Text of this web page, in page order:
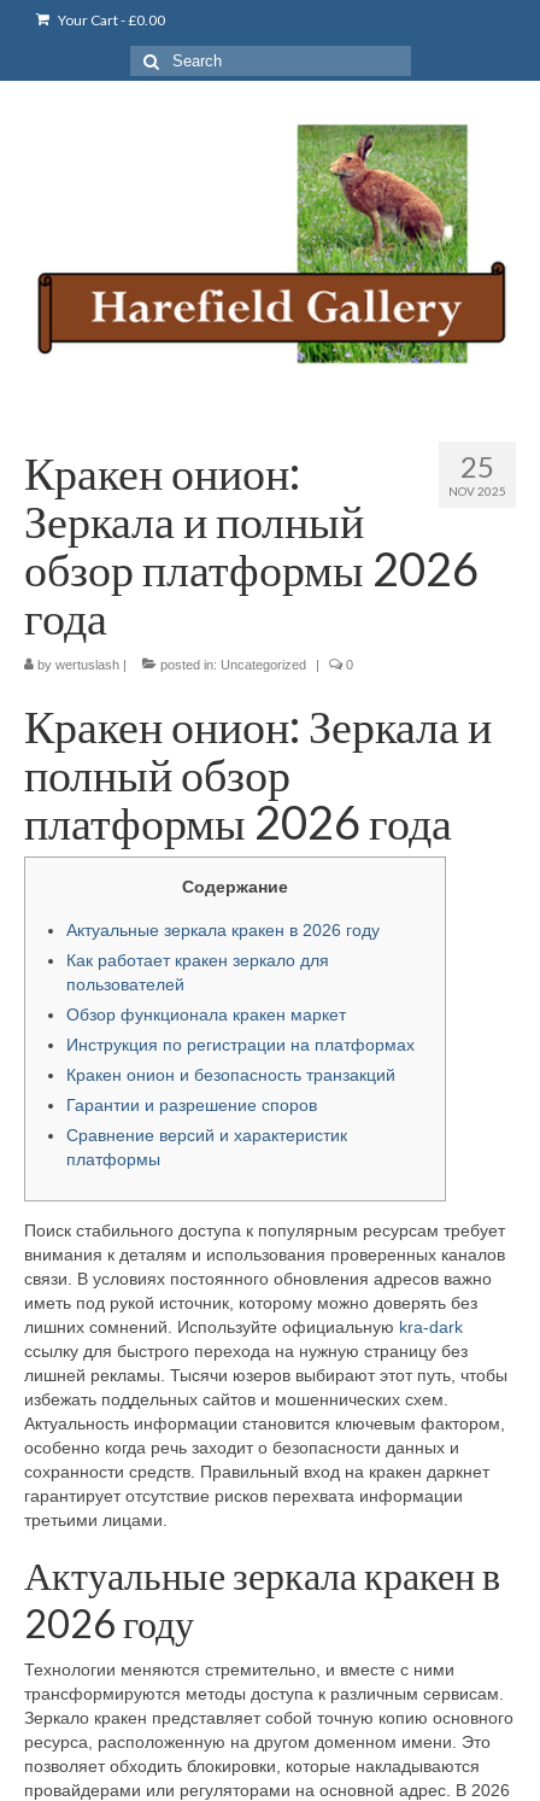
Your Cart-£0.00
Search
for:
25
NOV 2025
Кракен онион:
Зеркала и полный
обзор платформы 2026
года
by wertuslash posted in: Uncategorized 0
Кракен онион: Зеркала и
полный обзор
платформы 2026 года
Содержание
Актуальные зеркала кракен в 2026 году
Как работает кракен зеркало для
пользователей
Обзор функционала кракен маркет
Инструкция по регистрации на платформах
Кракен онион и безопасность транзакций
Гарантии и разрешение споров
Сравнение версий и характеристик
платформы
Поиск стабильного доступа к популярным ресурсам требует
внимания к деталям и использования проверенных каналов
связи. В условиях постоянного обновления адресов важно
иметь под рукой источник, которому можно доверять без
лишних сомнений. Используйте официальную kra-dark
ссылку для быстрого перехода на нужную страницу без
лишней рекламы. Тысячи юзеров выбирают этот путь, чтобы
избежать поддельных сайтов и мошеннических схем.
Актуальность информации становится ключевым фактором,
особенно когда речь заходит о безопасности данных и
сохранности средств. Правильный вход на кракен даркнет
гарантирует отсутствие рисков перехвата информации
третьими лицами.
Актуальные зеркала кракен в
2026 году
Технологии меняются стремительно, и вместе с ними
трансформируются методы доступа к различным сервисам.
Зеркало кракен представляет собой точную копию основного
ресурса, расположенную на другом доменном имени. Это
позволяет обходить блокировки, которые накладываются
провайдерами или регуляторами на основной адрес. В 2026